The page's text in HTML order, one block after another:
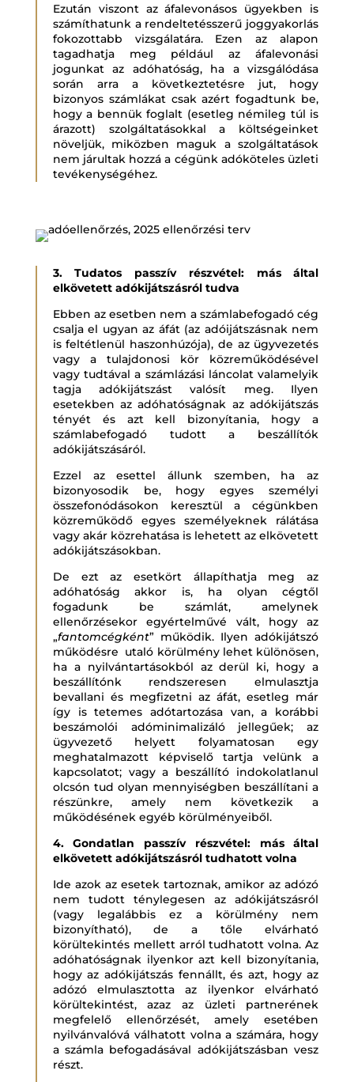
Ezután viszont az áfalevonásos ügyekben is
számíthatunk a rendeltetésszerű joggyakorlás
fokozottabb vizsgálatára. Ezen az alapon
tagadhatja meg például az áfalevonási
jogunkat az adóhatóság, ha a vizsgálódása
során arra a következtetésre jut, hogy
bizonyos számlákat csak azért fogadtunk be,
hogy a bennük foglalt (esetleg némileg túl is
árazott) szolgáltatásokkal a költségeinket
növeljük, miközben maguk a szolgáltatások
nem járultak hozzá a cégünk adóköteles üzleti
tevékenységéhez.
3. Tudatos passzív részvétel: más által
elkövetett adókijátszásról tudva
Ebben az esetben nem a számlabefogadó cég
csalja el ugyan az áfát (az adóijátszásnak nem
is feltétlenül haszonhúzója), de az ügyvezetés
vagy a tulajdonosi kör közreműködésével
vagy tudtával a számlázási láncolat valamelyik
tagja adókijátszást valósít meg. Ilyen
esetekben az adóhatóságnak az adókijátszás
tényét és azt kell bizonyítania, hogy a
számlabefogadó tudott a beszállítók
adókijátszásáról.
Ezzel az esettel állunk szemben, ha az
bizonyosodik be, hogy egyes személyi
összefonódásokon keresztül a cégünkben
közreműködő egyes személyeknek rálátása
vagy akár közrehatása is lehetett az elkövetett
adókijátszásokban.
De ezt az esetkört állapíthatja meg az
adóhatóság akkor is, ha olyan cégtől
fogadunk be számlát, amelynek
ellenőrzésekor egyértelművé vált, hogy az
„fantomcégként” működik. Ilyen adókijátszó
működésre utaló körülmény lehet különösen,
ha a nyilvántartásokból az derül ki, hogy a
beszállítónk rendszeresen elmulasztja
bevallani és megfizetni az áfát, esetleg már
így is tetemes adótartozása van, a korábbi
beszámolói adóminimalizáló jellegűek; az
ügyvezető helyett folyamatosan egy
meghatalmazott képviselő tartja velünk a
kapcsolatot; vagy a beszállító indokolatlanul
olcsón tud olyan mennyiségben beszállítani a
részünkre, amely nem következik a
működésének egyéb körülményeiből.
4. Gondatlan passzív részvétel: más által
elkövetett adókijátszásról tudhatott volna
Ide azok az esetek tartoznak, amikor az adózó
nem tudott ténylegesen az adókijátszásról
(vagy legalábbis ez a körülmény nem
bizonyítható), de a tőle elvárható
körültekintés mellett arról tudhatott volna. Az
adóhatóságnak ilyenkor azt kell bizonyítania,
hogy az adókijátszás fennállt, és azt, hogy az
adózó elmulasztotta az ilyenkor elvárható
körültekintést, azaz az üzleti partnerének
megfelelő ellenőrzését, amely esetében
nyilvánvalóvá válhatott volna a számára, hogy
a számla befogadásával adókijátszásban vesz
részt.